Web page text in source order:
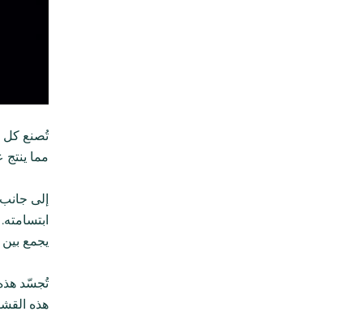
تُصنع كل
مما
إلى جانب
يجمع بين
تُجسّد
هذه